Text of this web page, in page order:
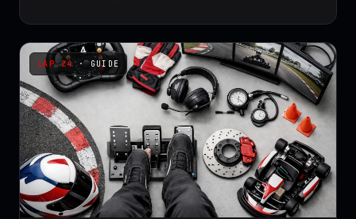
· GUIDE